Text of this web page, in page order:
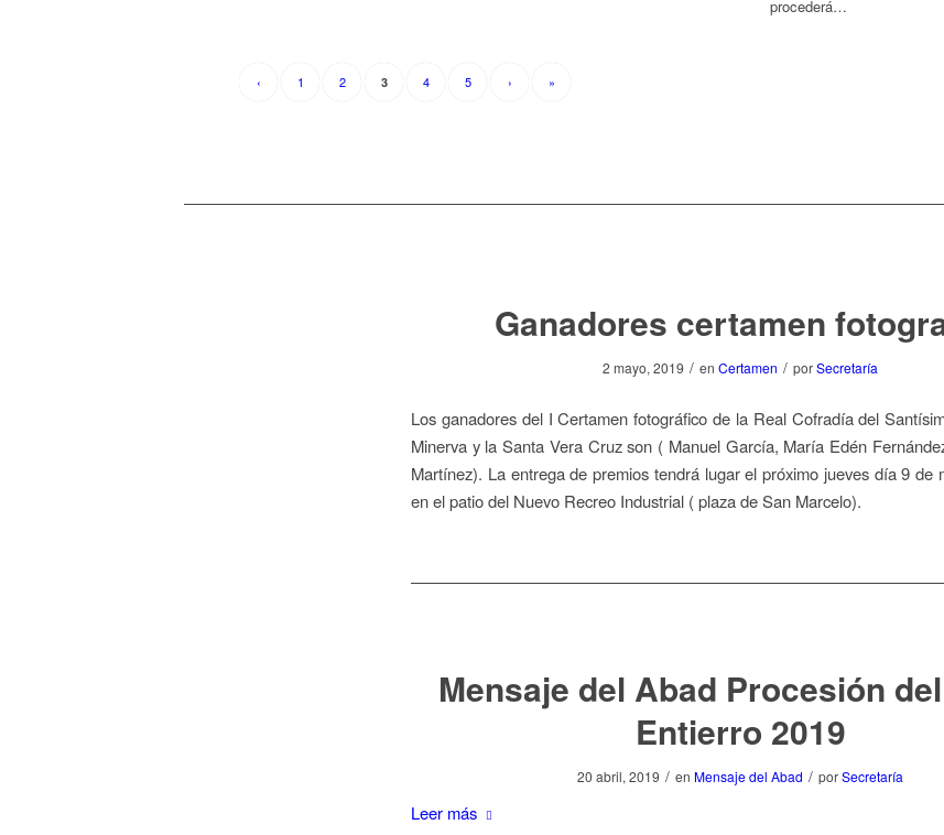
procederá…
‹ 1 2 3 4 5 › »
Ganadores certamen
2 mayo, 2019 / en Certamen / porSecretaría
Los ganadores del I Certamen fotográfico de la Real Cofradía del
Minerva y la Santa Vera Cruz son ( Manuel García, María Edén
Martínez). La entrega de premios tendrá lugar el próximo jueves día 9 de
en el patio del Nuevo Recreo Industrial ( plaza de San Marcelo).
Mensaje del Abad Procesión
Entierro 2019
20 abril, 2019 / en Mensaje del Abad / porSecretaría
Leer más